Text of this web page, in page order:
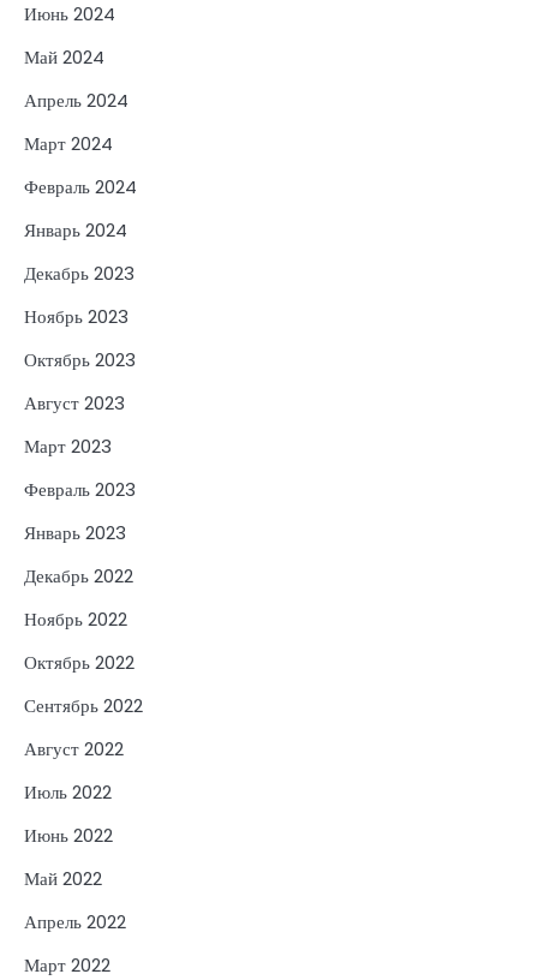
Июнь 2024
Май 2024
Апрель 2024
Март 2024
Февраль 2024
Январь 2024
Декабрь 2023
Ноябрь 2023
Октябрь 2023
Август 2023
Март 2023
Февраль 2023
Январь 2023
Декабрь 2022
Ноябрь 2022
Октябрь 2022
Сентябрь 2022
Август 2022
Июль 2022
Июнь 2022
Май 2022
Апрель 2022
Март 2022